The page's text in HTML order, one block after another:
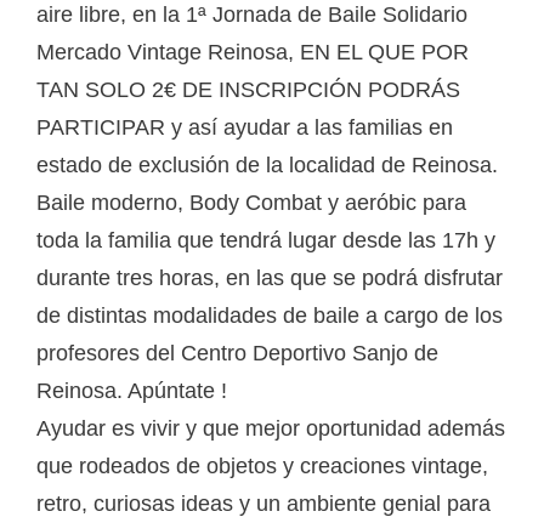
aire libre, en la 1ª Jornada de Baile Solidario
Mercado Vintage Reinosa, EN EL QUE POR
TAN SOLO 2€ DE INSCRIPCIÓN PODRÁS
PARTICIPAR y así ayudar a las familias en
estado de exclusión de la localidad de Reinosa.
Baile moderno, Body Combat y aeróbic para
toda la familia que tendrá lugar desde las 17h y
durante tres horas, en las que se podrá disfrutar
de distintas modalidades de baile a cargo de los
profesores del Centro Deportivo Sanjo de
Reinosa. Apúntate !
Ayudar es vivir y que mejor oportunidad además
que rodeados de objetos y creaciones vintage,
retro, curiosas ideas y un ambiente genial para